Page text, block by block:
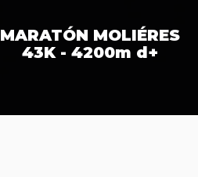
MARATÓN MOLIÉRES
43K - 4200m d+